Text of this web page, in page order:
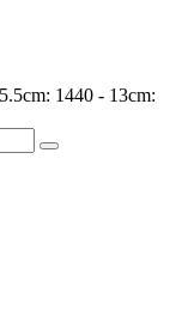
1440 - 13cm: